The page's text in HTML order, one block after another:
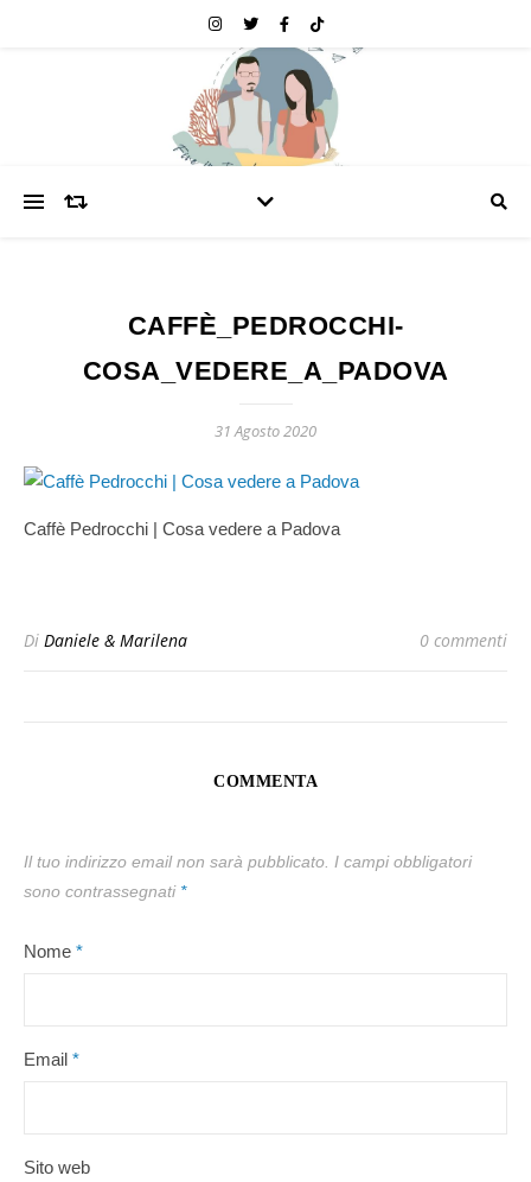
CAFFÈ_PEDROCCHI-
COSA_VEDERE_A_PADOVA
31 Agosto 2020
Caffè Pedrocchi | Cosa vedere a Padova
Di Daniele & Marilena 0 commenti
COMMENTA
Il tuo indirizzo email non sarà pubblicato. I campi obbligatori
sono contrassegnati *
Nome *
Email *
Sito web